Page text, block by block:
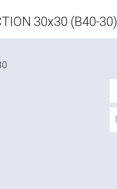
30x30 (B40-30)